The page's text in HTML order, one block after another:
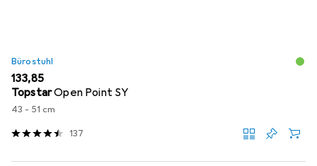
Bürostuhl
EUR
133,85
TopstarOpen Point SY
43 - 51 cm
137